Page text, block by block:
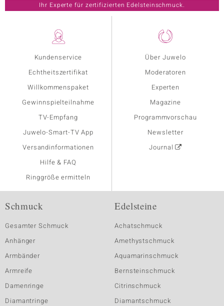
Kundenservice
Echtheitszertifikat
Willkommenspaket
Gewinnspielteilnahme
TV-Empfang
Juwelo-Smart-TV App
Versandinformationen
Hilfe & FAQ
Ringgröße ermitteln
Über Juwelo
Moderatoren
Experten
Magazine
Programmvorschau
Newsletter
Journal
Ihr Experte für zertifizierten Edelsteinschmuck.
Schmuck
Gesamter Schmuck
Anhänger
Armbänder
Armreife
Damenringe
Diamantringe
Edelsteine
Achatschmuck
Amethystschmuck
Aquamarinschmuck
Bernsteinschmuck
Citrinschmuck
Diamantschmuck